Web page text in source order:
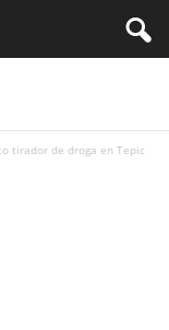
tirador de droga en Tepic